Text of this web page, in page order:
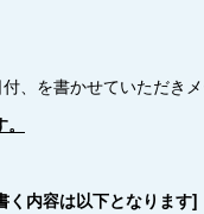
、を書かせていただき
く内容は以下となります]